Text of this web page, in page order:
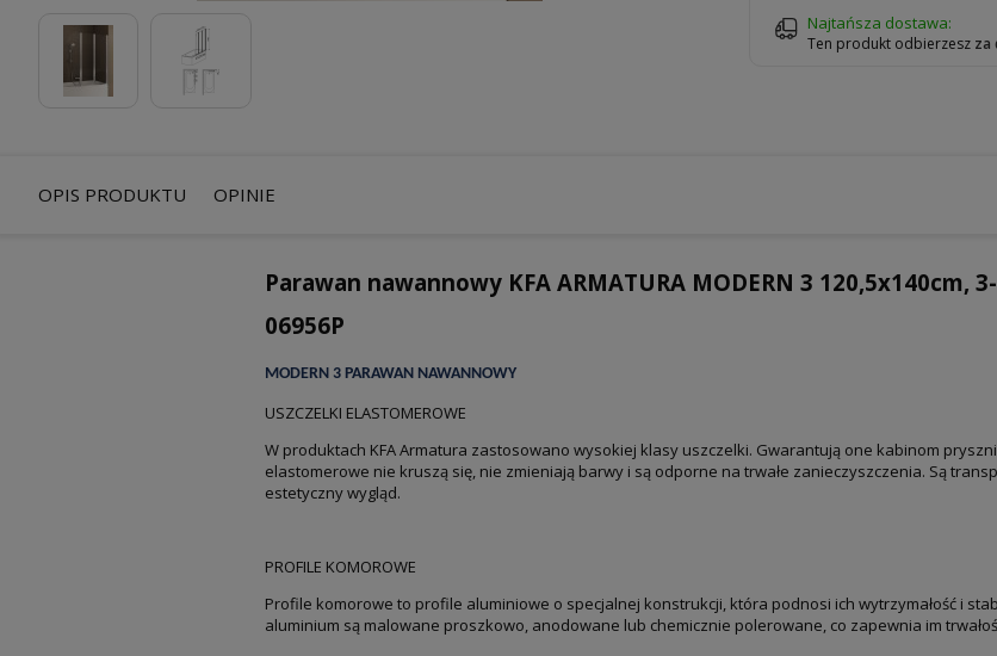
Najtańsza dostawa:
Ten produkt odbierzesz za
OPIS PRODUKTU OPINIE
Parawan nawannowy KFA ARMATURA MODERN 3
06956P
MODERN 3 PARAWAN NAWANNOWY
USZCZELKI ELASTOMEROWE
W produktach KFA Armatura zastosowano wysokiej klasy uszczelki. Gwarantują one kabinom
elastomerowe nie kruszą się, nie zmieniają barwy i są odporne na trwałe zanieczyszczenia. Są
estetyczny wygląd.
PROFILE KOMOROWE
Profile komorowe to profile aluminiowe o specjalnej konstrukcji, która podnosi ich wytrzymałość i
aluminium są malowane proszkowo, anodowane lub chemicznie polerowane, co zapewnia im